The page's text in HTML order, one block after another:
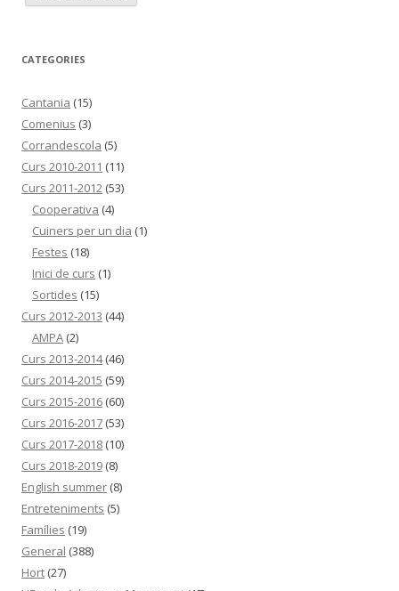
CATEGORIES
Cantania (15)
Comenius (3)
Corrandescola (5)
Curs 2010-2011 (11)
Curs 2011-2012 (53)
Cooperativa (4)
Cuiners per un dia (1)
Festes (18)
Inici de curs (1)
Sortides (15)
Curs 2012-2013 (44)
AMPA (2)
Curs 2013-2014(46)
Curs 2014-2015 (59)
Curs 2015-2016 (60)
Curs 2016-2017 (53)
Curs 2017-2018 (10)
Curs 2018-2019 (8)
English summer (8)
Entreteniments (5)
Famílies (19)
General (388)
Hort (27)